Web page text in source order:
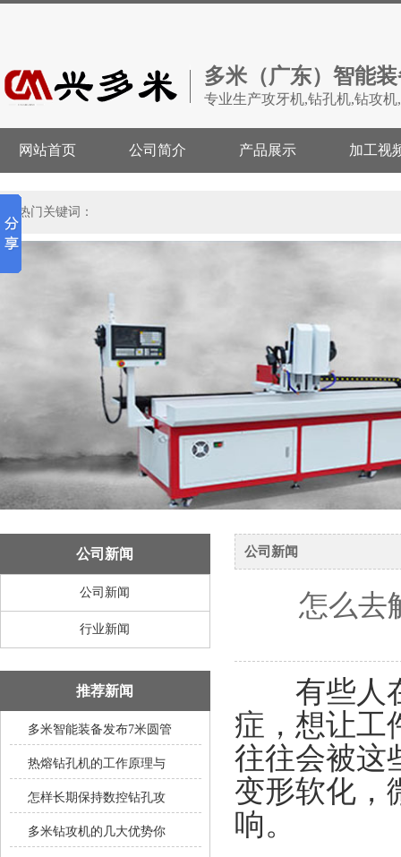
多米（广东）智能
专业生产攻牙机,钻孔机,钻攻
网站首页 公司简介 产品展示 加工视
热门关键词：
公司新闻
公司新闻
行业新闻
推荐新闻
多米智能装备发布7米圆管
热熔钻孔机的工作原理与
怎样长期保持数控钻孔攻
多米钻攻机的几大优势你
公司新闻
怎么去
有些人在
症，想让工
往往会被这
变形软化，
响。